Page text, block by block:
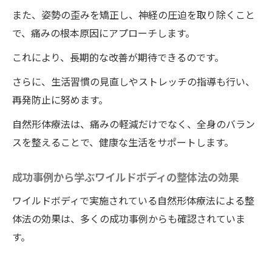
然形体療法の魅力
初めてのワイルドボディの整体体験：何を
整体院・ワイルドボディの雰囲気とスタッ
フのプロフェッショナル性
継続的な通院で得られる健康の変化
整体院・ワイルドボディでの治療とリラッ
クスの両立
ディのユニークなサービス
患者と施術者の信頼関係の築き方
全身の痛みを軽減するワイルドボディの具体的
また、姿勢の歪みを矯正し、神経の圧迫を取り除くこと
で、痛みの根本原因にアプローチします。
これにより、長期的な改善が期待できるのです。
さらに、生活習慣の見直しやストレッチの指導も行い、
再発防止に努めます。
自然形体療法は、痛みの軽減だけでなく、全身のバラン
スを整えることで、健康な生活をサポートします。
成功事例から学ぶワイルドボディの整体法の効果
ワイルドボディで実施されている自然形体療法による整
体法の効果は、多くの成功事例からも確認されていま
す。